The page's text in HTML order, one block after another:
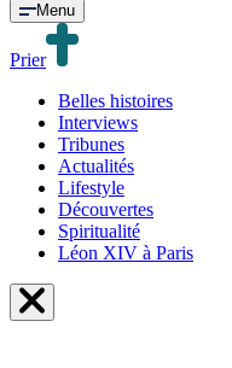
Menu
Prier
Belles histoires
Interviews
Tribunes
Actualités
Lifestyle
Découvertes
Spiritualité
Léon XIV à Paris